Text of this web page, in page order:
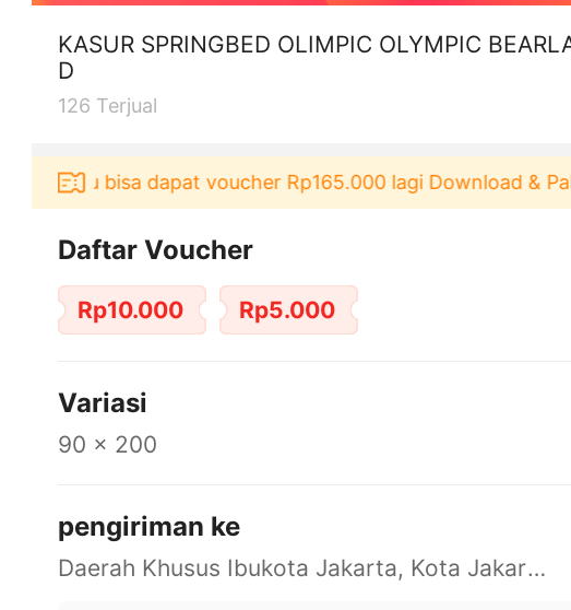
KASUR SPRINGBED OLIMPIC OLYMPIC
D
126 Terjual
bisa dapat voucher Rp165.000 lagi Download & Pakai！
Daftar Voucher
Rp10.000 Rp5.000
Variasi
90 x 200
pengiriman ke
Daerah Khusus Ibukota Jakarta, Kota Jakarta Barat, Cengkareng, yy